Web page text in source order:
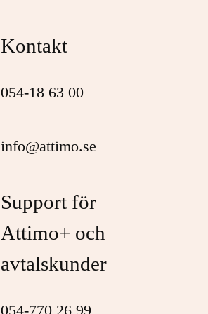
Kontakt
054-18 63 00
info@attimo.se
Support för
Attimo+ och
avtalskunder
054-770 26 99